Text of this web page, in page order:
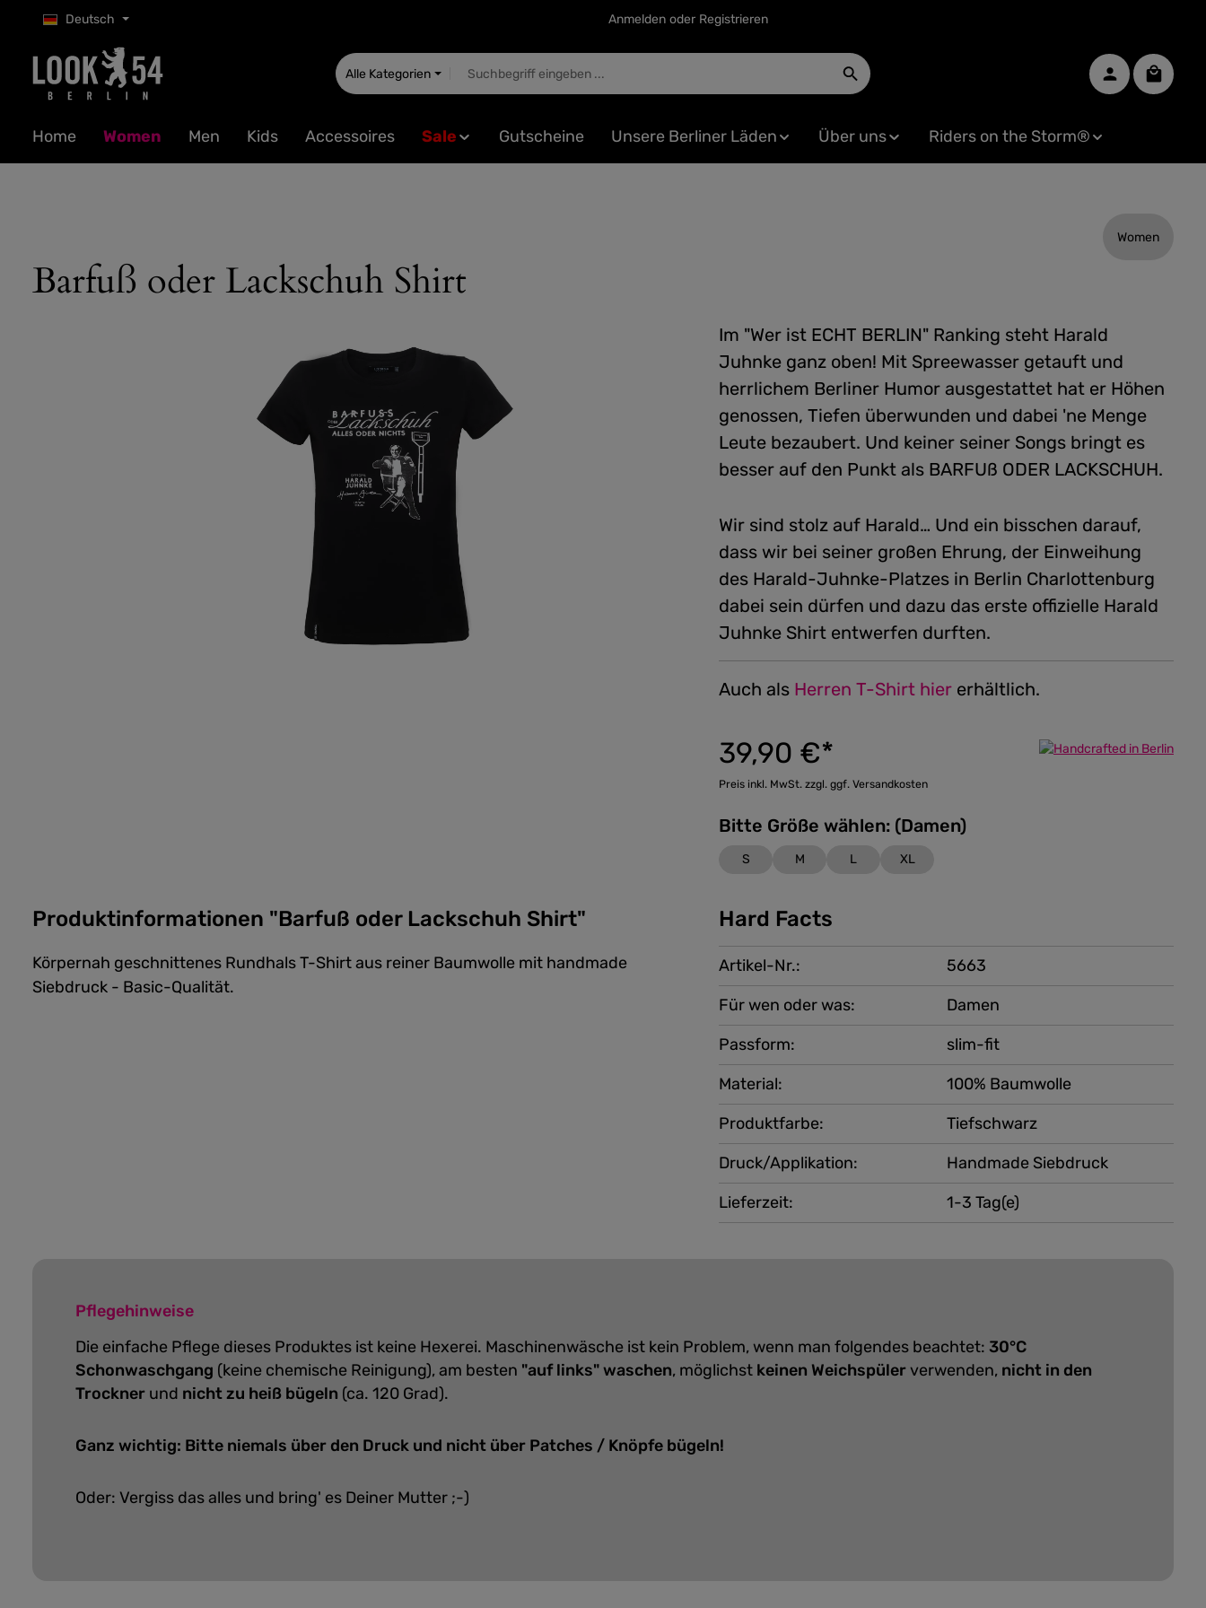
Hauptinhalt springen
Zur Suche springen
Zur Hauptnavigation springen Anmelden oder Registrieren
Deutsch
Alle Kategorien
Home Women Men Kids Accessoires Sale Gutscheine Unsere Berliner Läden Über uns Riders on the Storm®
Women
Barfuß oder Lackschuh Shirt
Im "Wer ist ECHT BERLIN" Ranking steht Harald
Juhnke ganz oben! Mit Spreewasser getauft und
herrlichem Berliner Humor ausgestattet hat er Höhen
genossen, Tiefen überwunden und dabei 'ne Menge
Leute bezaubert. Und keiner seiner Songs bringt es
besser auf den Punkt als BARFUß ODER LACKSCHUH.
Wir sind stolz auf Harald… Und ein bisschen darauf,
dass wir bei seiner großen Ehrung, der Einweihung
des Harald-Juhnke-Platzes in Berlin Charlottenburg
dabei sein dürfen und dazu das erste offizielle Harald
Juhnke Shirt entwerfen durften.
Auch als Herren T-Shirt hier erhältlich.
39,90 €*
Preis inkl. MwSt. zzgl. ggf. Versandkosten
Bitte Größe wählen: (Damen)
S M L XL
Produktinformationen "Barfuß oder Lackschuh Shirt"
Körpernah geschnittenes Rundhals T-Shirt aus reiner Baumwolle mit handmade
Siebdruck - Basic-Qualität.
Hard Facts
Artikel-Nr.:
5663
Für wen oder was:
Damen
Produktfarbe:
Tiefschwarz
Druck/Applikation:
Handmade Siebdruck
Passform:
slim-fit
Material:
100% Baumwolle
Lieferzeit: 1-3 Tag(e)
Pflegehinweise
Die einfache Pflege dieses Produktes ist keine Hexerei. Maschinenwäsche ist kein Problem, wenn man folgendes beachtet: 30°C
Schonwaschgang (keine chemische Reinigung), am besten "auf links" waschen, möglichst keinen Weichspülerverwenden, nicht in den
Trockner und nicht zu heiß bügeln (ca. 120 Grad).
Ganz wichtig: Bitte niemals über den Druck und nicht über Patches / Knöpfe bügeln!
Oder: Vergiss das alles und bring' es Deiner Mutter ;-)